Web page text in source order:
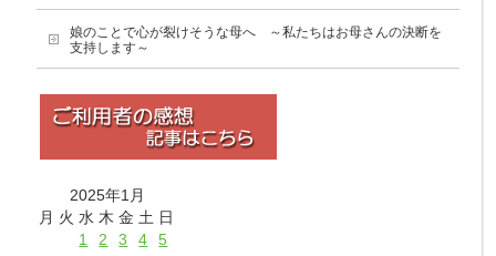
娘のことで心が裂けそうな母へ ～私たちはお母さんの決断を
支持します～
2025年1月
月 火 水 木 金 土 日
1
2 3 4
5